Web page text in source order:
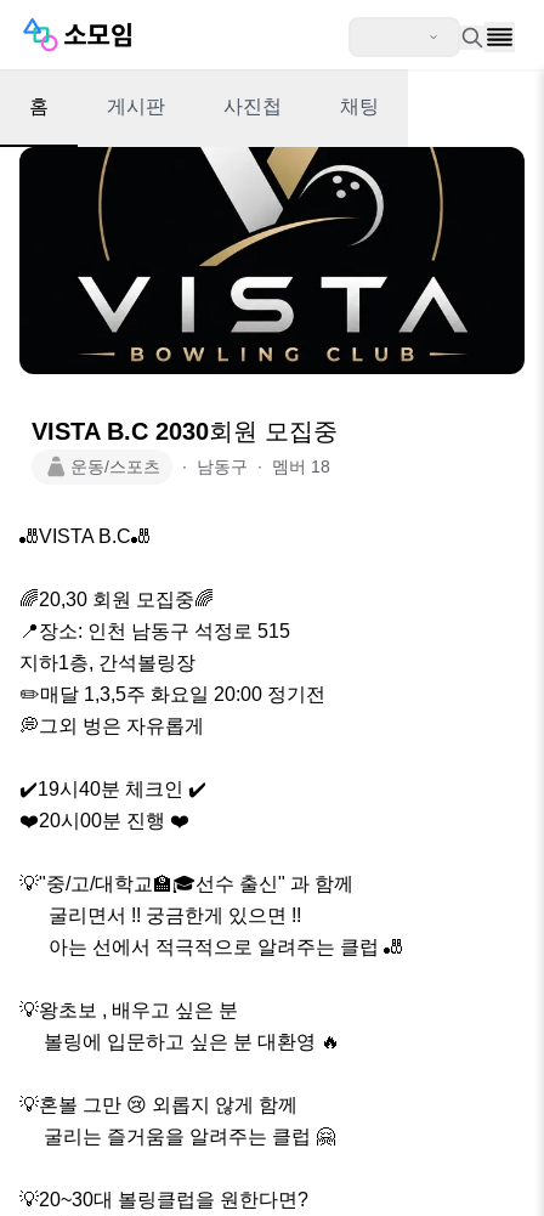
홈 게시판 사진첩 채팅
VISTA B.C 2030회원 모집중
운동/스포츠 ∙ 남동구 ∙ 멤버 18
🎳VISTA B.C🎳
🌈20,30 회원 모집중🌈
📍장소: 인천 남동구 석정로 515
지하1층, 간석볼링장
✏️매달 1,3,5주 화요일 20:00 정기전
💭그외 벙은 자유롭게
✔️19시40분 체크인 ✔️
❤️20시00분 진행 ❤️
💡"중/고/대학교🏫🎓선수 출신" 과 함께
💡왕초보 , 배우고 싶은 분
💡혼볼 그만 😢 외롭지 않게 함께
💡20~30대 볼링클럽을 원한다면?